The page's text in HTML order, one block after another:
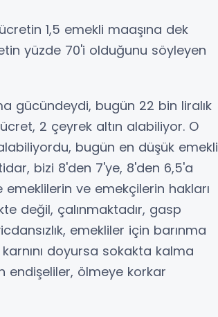
1,5 emekli maaşına dek
yüzde 70'i olduğunu söyleyen
gücündeydi, bugün 22 bin liralık
ücret, 2 çeyrek altın alabiliyor. O
bugün en düşük emekli
bizi 8'den 7'ye, 8'den 6,5'a
ve emekçilerin hakları
değil, çalınmaktadır, gasp
emekliler için barınma
doyursa sokakta kalma
endişeliler, ölmeye korkar